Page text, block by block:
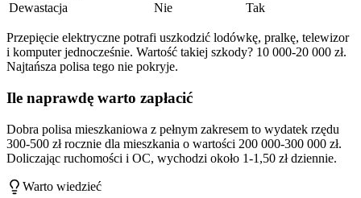
Dewastacja
Nie Tak
Przepięcie elektryczne potrafi uszkodzić lodówkę, pralkę, telewizor
i komputer jednocześnie. Wartość takiej szkody? 10 000-20 000 zł.
Najtańsza polisa tego nie pokryje.
Ile naprawdę warto zapłacić
Dobra polisa mieszkaniowa z pełnym zakresem to wydatek rzędu
300-500 zł rocznie dla mieszkania o wartości 200 000-300 000 zł.
Doliczając ruchomości i OC, wychodzi około 1-1,50 zł dziennie.
Warto wiedzieć